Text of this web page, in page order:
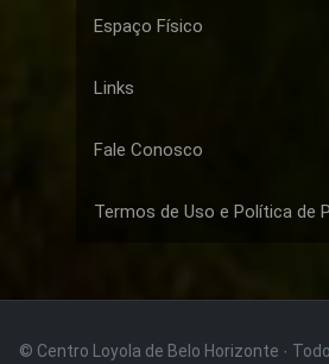
Espaço Físico
Links
Fale Conosco
Termos de Uso e Política de
© Centro Loyola de Belo Horizonte ·